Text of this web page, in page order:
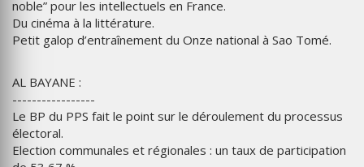
noble” pour les intellectuels en France.
Du cinéma à la littérature.
Petit galop d’entraînement du Onze national à Sao Tomé.
AL BAYANE :
-----------------
Le BP du PPS fait le point sur le déroulement du processus
électoral.
Election communales et régionales : un taux de participation